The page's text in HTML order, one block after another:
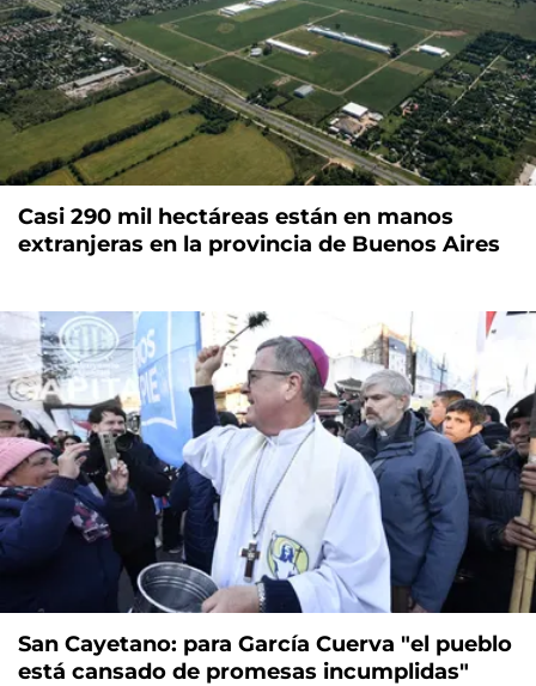
Casi 290 mil hectáreas están en manos
extranjeras en la provincia de Buenos Aires
San Cayetano: para García Cuerva "el pueblo
está cansado de promesas incumplidas"